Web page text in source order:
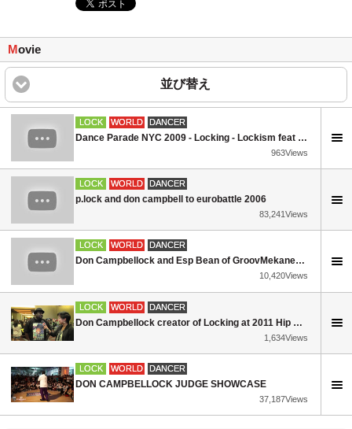
Movie
並び替え
LOCK WORLD DANCER
Dance Parade NYC 2009 - Locking - Lockism feat Don Campbellock Cambell and Tyron Da Bone Proctor
963Views
LOCK WORLD DANCER
p.lock and don campbell to eurobattle 2006
83,241Views
LOCK WORLD DANCER
Don Campbellock and Esp Bean of GroovMekanex locking it up
10,420Views
LOCK WORLD DANCER
Don Campbellock creator of Locking at 2011 Hip Hop International
1,634Views
LOCK WORLD DANCER
DON CAMPBELLOCK JUDGE SHOWCASE
37,187Views